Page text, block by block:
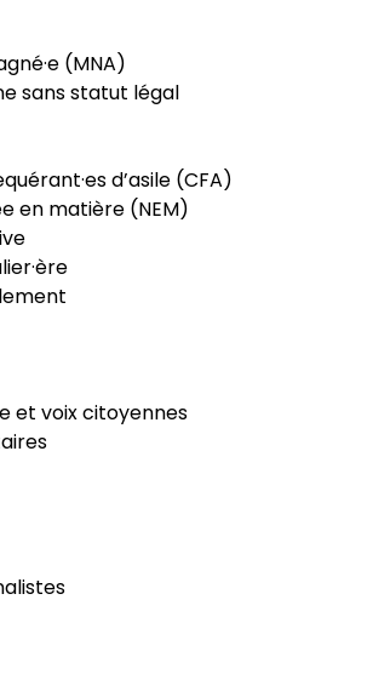
(MNA)
sans statut légal
d’asile (CFA)
en matière (NEM)
et voix citoyennes